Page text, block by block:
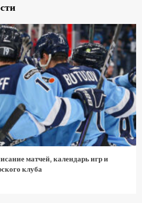
матчей, календарь игр и
клуба